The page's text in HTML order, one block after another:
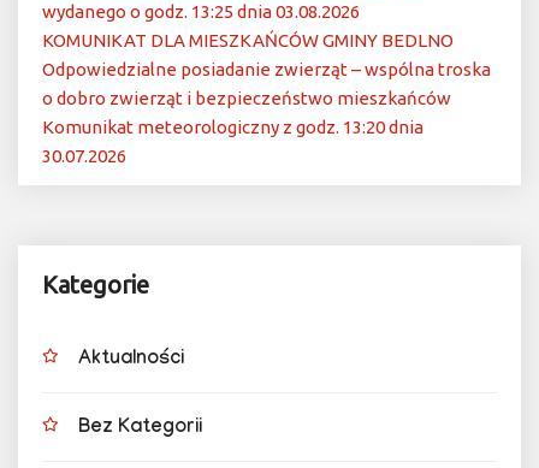
wydanego o godz. 13:25 dnia 03.08.2026
KOMUNIKAT DLA MIESZKAŃCÓW GMINY BEDLNO
Odpowiedzialne posiadanie zwierząt – wspólna troska
o dobro zwierząt i bezpieczeństwo mieszkańców
Komunikat meteorologiczny z godz. 13:20 dnia
30.07.2026
Kategorie
Aktualności
Bez Kategorii